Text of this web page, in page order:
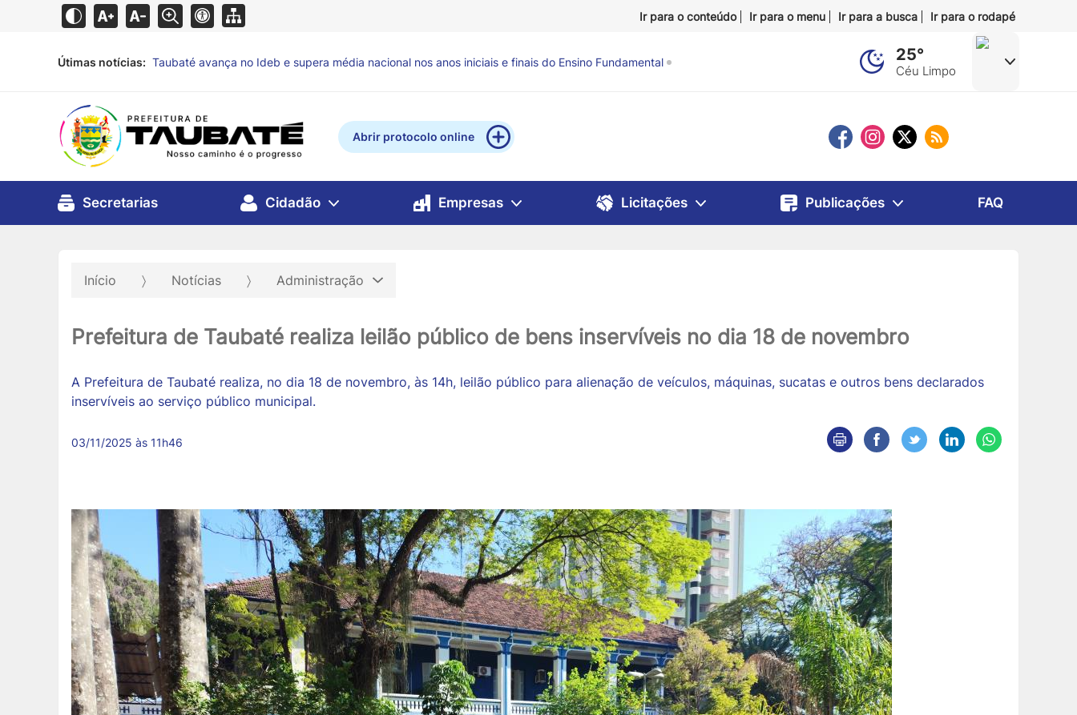
Ir para o conteúdo Ir para o menu Ir para a busca Ir para o rodapé
Útimas notícias: Defesa Civil de Taubaté alerta para previsão de chuva e ventos fortes há 59 minutos 25°
Céu Limpo
Abrir protocolo online
Secretarias Cidadão Empresas Licitações Publicações FAQ
Início Notícias Administração
Prefeitura de Taubaté realiza leilão público de bens inservíveis no dia 18 de novembro
A Prefeitura de Taubaté realiza, no dia 18 de novembro, às 14h, leilão público para alienação de veículos, máquinas, sucatas e outros bens declarados
inservíveis ao serviço público municipal.
03/11/2025 às 11h46